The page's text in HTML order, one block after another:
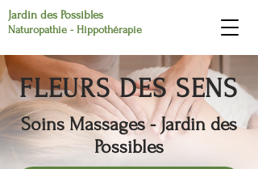
Jardin des Possibles
Naturopathie - Hippothérapie
FLEURS DES SENS
Soins Massages - Jardin des
Possibles